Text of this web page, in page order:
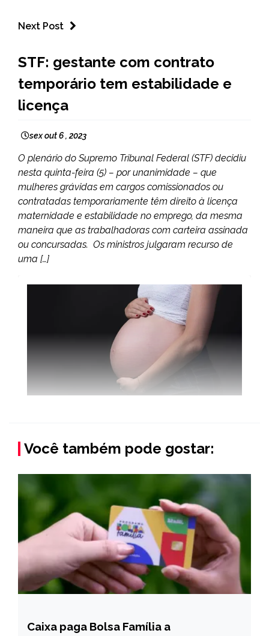
Next Post
NOTÍCIAS
STF: gestante com contrato
temporário tem estabilidade e
licença
sex out 6 , 2023
O plenário do Supremo Tribunal Federal (STF) decidiu
nesta quinta-feira (5) – por unanimidade – que
mulheres grávidas em cargos comissionados ou
contratadas temporariamente têm direito à licença
maternidade e estabilidade no emprego, da mesma
maneira que as trabalhadoras com carteira assinada
ou concursadas. Os ministros julgaram recurso de
uma […]
Você também pode gostar:
BRASIL
Caixa paga Bolsa Família a